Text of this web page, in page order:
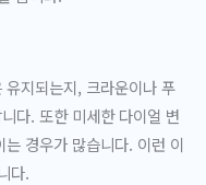
지되는지, 크라운이나 푸
다. 또한 미세한 다이얼 변
경우가 많습니다. 이런 이
다.